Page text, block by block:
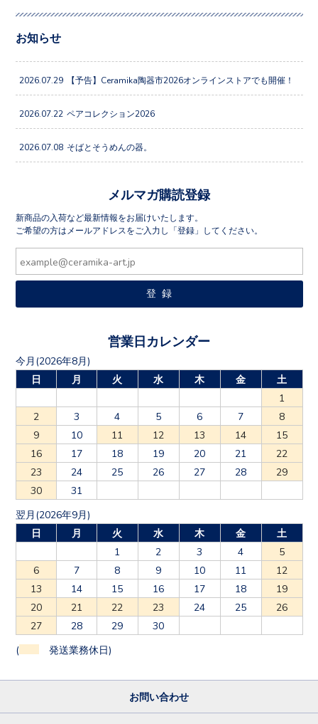
お知らせ
2026.07.29 【予告】Ceramika陶器市2026オンラインストアでも開催！
2026.07.22 ペアコレクション2026
2026.07.08 そばとそうめんの器。
メルマガ購読登録
新商品の入荷など最新情報をお届けいたします。
ご希望の方はメールアドレスをご入力し「登録」してください。
営業日カレンダー
今月(2026年8月)
日
月 火 水 木 金
土
1
2
3 4 5 6 7
8
9
10 11 12 13 14
15
16
17 18 19 20 21
22
23
24 25 26 27 28
29
30
31
翌月(2026年9月)
日
月 火 水 木 金
土
1
2 3 4
5
6
7 8 9 10 11
12
13
14 15 16 17 18
19
20
21 22 23 24 25
26
27
28 29 30
( 発送業務休日)
お問い合わせ